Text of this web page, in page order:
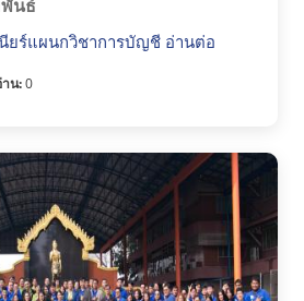
นธ์
ยร์แผนกวิชาการบัญชี อ่านต่อ
าน:0